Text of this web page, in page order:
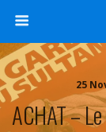
25
ACHAT –